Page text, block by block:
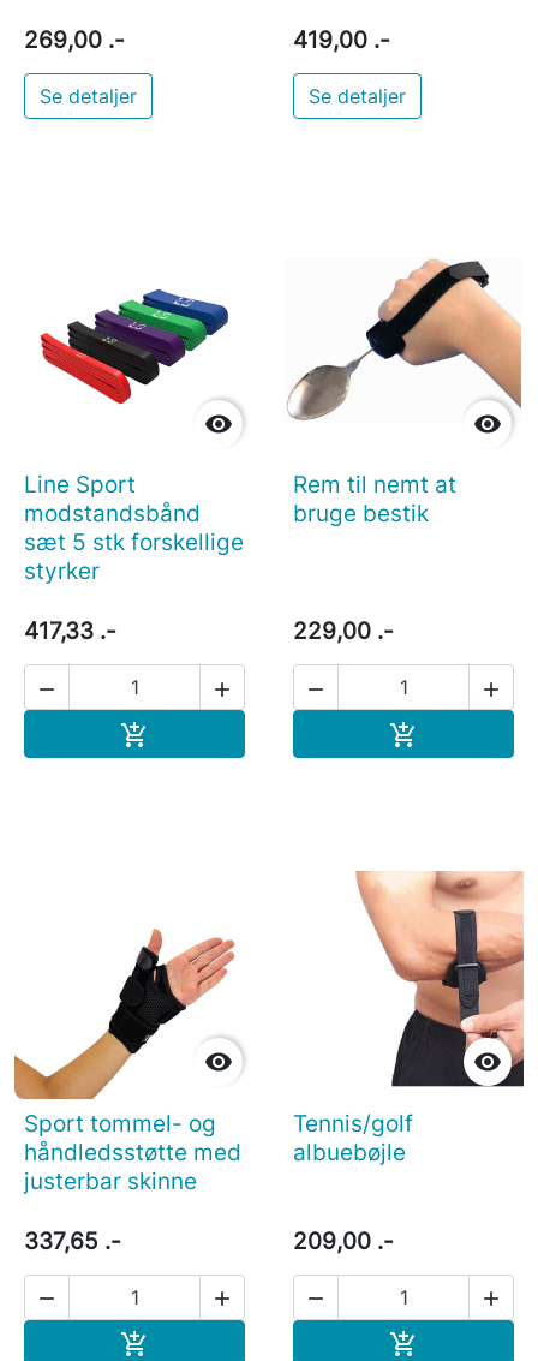
269,00 .-
Se detaljer
419,00 .-
Se detaljer

Line Sport
modstandsbånd
sæt 5 stk forskellige
styrker
417,33 .-
 


Rem til nemt at
bruge bestik
229,00 .-
 


Sport tommel- og
håndledsstøtte med
justerbar skinne
337,65 .-
 


Tennis/golf
albuebøjle
209,00 .-
 
